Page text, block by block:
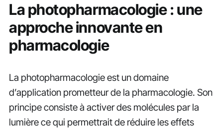
La photopharmacologie : une
approche innovante en
pharmacologie
La photopharmacologie est un domaine
d’application prometteur de la pharmacologie. Son
principe consiste à activer des molécules par la
lumière ce qui permettrait de réduire les effets